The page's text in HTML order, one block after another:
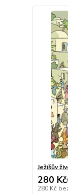
Ježíšův
280 Kč/
280 Kč